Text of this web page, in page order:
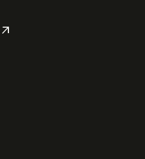
arrow_outward